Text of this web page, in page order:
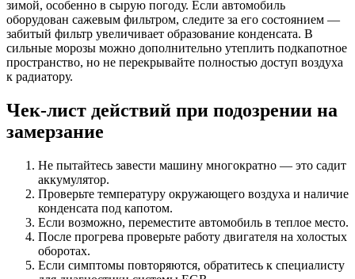
зимой, особенно в сырую погоду. Если автомобиль
оборудован сажевым фильтром, следите за его состоянием —
забитый фильтр увеличивает образование конденсата. В
сильные морозы можно дополнительно утеплить подкапотное
пространство, но не перекрывайте полностью доступ воздуха
к радиатору.
Чек-лист действий при подозрении на
замерзание
Не пытайтесь завести машину многократно — это садит
аккумулятор.
Проверьте температуру окружающего воздуха и наличие
конденсата под капотом.
Если возможно, переместите автомобиль в теплое место.
После прогрева проверьте работу двигателя на холостых
оборотах.
Если симптомы повторяются, обратитесь к специалисту